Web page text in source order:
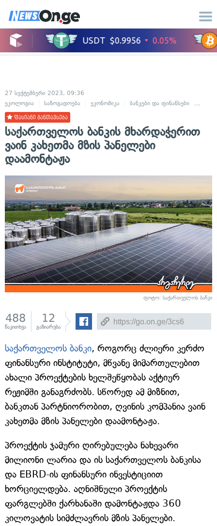
27 სექტემბერი 2023, 09:36
ეკოლოგია
საზოგადოება ეკონომიკა ბანკები და ფინანსები
ფასიანი განთავსება
საქართველოს ბანკის მხარდაჭერით
ვაინ კახეთმა მზის პანელები
დაამონტაჟა
ფოტო: საქართველოს ბანკი
488
წაკითხვა
12
გაზიარება
საქართველოს ბანკი, როგორც ძლიერი კერძო
ფინანსური ინსტიტუტი, მწვანე მიმართულებით
ახალი პროექტების ხელშეწყობას აქტიურ
რეჟიმში განაგრძობს. სწორედ ამ მიზნით,
ბანკთან პარტნიორობით, ღვინის კომპანია ვაინ
კახეთმა მზის პანელები დაამონტაჟა.
პროექტის ჯამური ღირებულება ნახევარი
მილიონი ლარია და ის საქართველოს ბანკისა
და EBRD-ის ფინანსური ინვესტიციით
ხორციელდება. აღნიშნული პროექტის
ფარგლებში ქარხანაში დამონტაჟდა 360
კილოვატის სიმძლავრის მზის პანელები.